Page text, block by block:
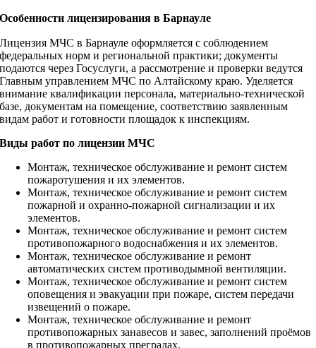
Особенности лицензирования в Барнауле
Лицензия МЧС в Барнауле оформляется с соблюдением
федеральных норм и региональной практики; документы
подаются через Госуслуги, а рассмотрение и проверки ведутся
Главным управлением МЧС по Алтайскому краю. Уделяется
внимание квалификации персонала, материально‑технической
базе, документам на помещение, соответствию заявленным
видам работ и готовности площадок к инспекциям.
Виды работ по лицензии МЧС
Монтаж, техническое обслуживание и ремонт систем
пожаротушения и их элементов.
Монтаж, техническое обслуживание и ремонт систем
пожарной и охранно‑пожарной сигнализации и их
элементов.
Монтаж, техническое обслуживание и ремонт систем
противопожарного водоснабжения и их элементов.
Монтаж, техническое обслуживание и ремонт
автоматических систем противодымной вентиляции.
Монтаж, техническое обслуживание и ремонт систем
оповещения и эвакуации при пожаре, систем передачи
извещений о пожаре.
Монтаж, техническое обслуживание и ремонт
противопожарных занавесов и завес, заполнений проёмов
в противопожарных преградах.